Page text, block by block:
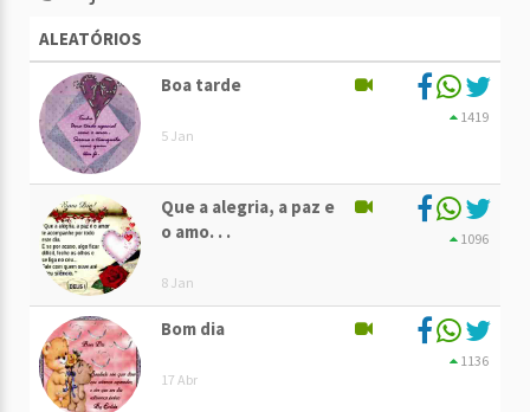
ALEATÓRIOS
Boa tarde
5 Jan
1419
Que a alegria, a paz e
o amo. . .
8 Jan
1096
Bom dia
17 Abr
1136